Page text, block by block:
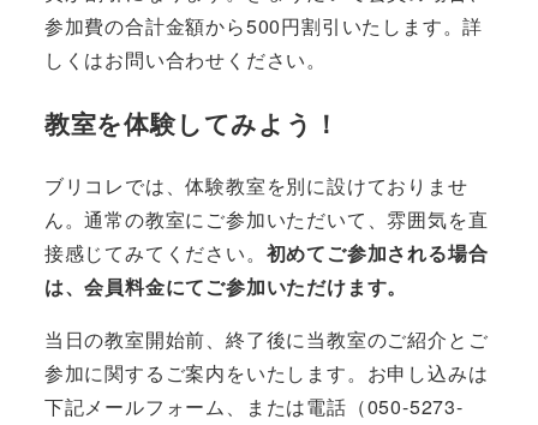
参加費の合計金額から500円割引いたします。詳
しくはお問い合わせください。
教室を体験してみよう！
ブリコレでは、体験教室を別に設けておりませ
ん。通常の教室にご参加いただいて、雰囲気を直
接感じてみてください。 初めてご参加される場合
は、会員料金にてご参加いただけます。
当日の教室開始前、終了後に当教室のご紹介とご
参加に関するご案内をいたします。お申し込みは
下記メールフォーム、または電話（050-5273-